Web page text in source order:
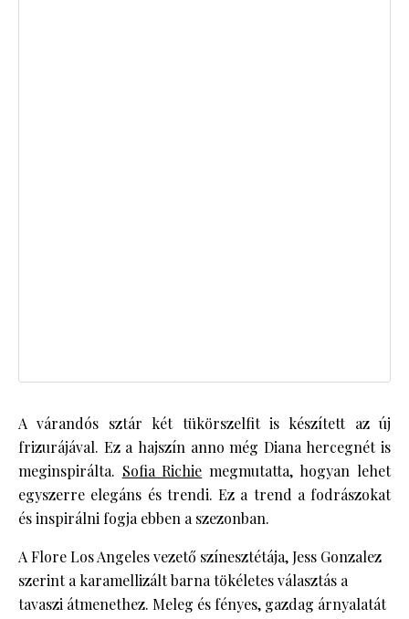
A várandós sztár két tükörszelfit is készített az új
frizurájával. Ez a hajszín anno még Diana hercegnét is
meginspirálta. Sofia Richie megmutatta, hogyan lehet
egyszerre elegáns és trendi. Ez a trend a fodrászokat
és inspirálni fogja ebben a szezonban.
A Flore Los Angeles vezető színesztétája, Jess Gonzalez
szerint a karamellizált barna tökéletes választás a
tavaszi átmenethez. Meleg és fényes, gazdag árnyalatát